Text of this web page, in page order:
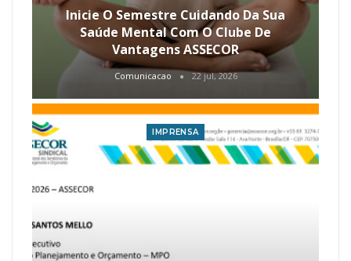
Inicie O Semestre Cuidando Da Sua
Saúde Mental Com O Clube De
Vantagens ASSECOR
Comunicacao 22 jul, 2026
IMPRENSA